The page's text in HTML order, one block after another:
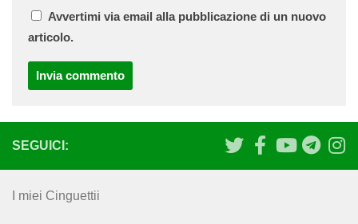
Avvertimi via email alla pubblicazione di un nuovo
articolo.
SEGUICI:
I miei Cinguettii